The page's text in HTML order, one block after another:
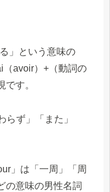
」という意味の
（avoir）+（動詞の
です。
らず」「また」
」は「一周」「周
の意味の男性名詞